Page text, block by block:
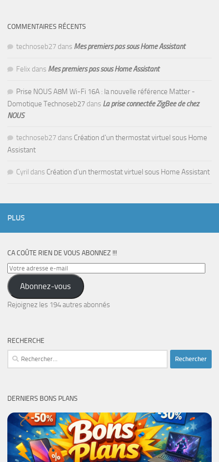
COMMENTAIRES RÉCENTS
technoseb27 dans Mes premiers pas sous Home Assistant
Felix dans Mes premiers pas sous Home Assistant
Prise NOUS A8M Wi-Fi 16A : la nouvelle référence Matter -
Domotique Technoseb27 dans La prise connectée ZigBee de chez
NOUS
technoseb27 dans Création d’un thermostat virtuel sous Home
Assistant
Cyril dans Création d’un thermostat virtuel sous Home Assistant
PLUS
CA COÛTE RIEN DE VOUS ABONNEZ !!!
Votre
adresse
e-
mail
Abonnez-vous
Rejoignez les 194 autres abonnés
RECHERCHE
Rechercher :
DERNIERS BONS PLANS